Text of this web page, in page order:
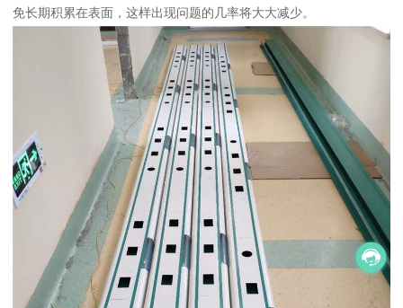
免长期积累在表面，这样出现问题的几率将大大减少。